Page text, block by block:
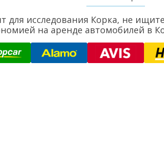
исследования Корка, не
на аренде автомобилей в